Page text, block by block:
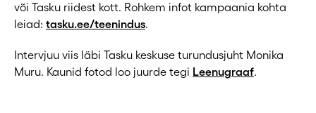
või Tasku riidest kott. Rohkem infot kampaania kohta
leiad: tasku.ee/teenindus.
Intervjuu viis läbi Tasku keskuse turundusjuht Monika
Muru. Kaunid fotod loo juurde tegi Leenugraaf.